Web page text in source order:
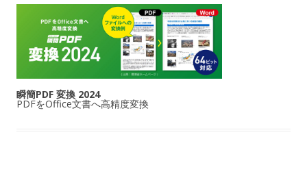
瞬簡PDF 変換 2024
PDFをOffice文書へ高精度変換